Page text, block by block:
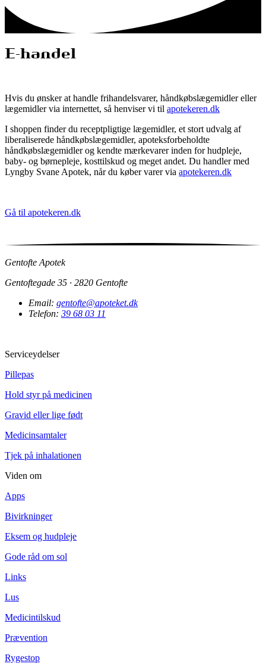
E-handel
Hvis du ønsker at handle frihandelsvarer, håndkøbslægemidler eller
lægemidler via internettet, så henviser vi til apotekeren.dk
I shoppen finder du receptpligtige lægemidler, et stort udvalg af
liberaliserede håndkøbslægemidler, apoteksforbeholdte
håndkøbslægemidler og kendte mærkevarer inden for hudpleje,
baby- og børnepleje, kosttilskud og meget andet. Du handler med
Lyngby Svane Apotek, når du køber varer via apotekeren.dk
Gå til apotekeren.dk
Gentofte Apotek
Gentoftegade 35 · 2820 Gentofte
Email: gentofte@apoteket.dk
Telefon: 39 68 03 11
Serviceydelser
Pillepas
Hold styr på medicinen
Gravid eller lige født
Medicinsamtaler
Tjek på inhalationen
Viden om
Apps
Bivirkninger
Eksem og hudpleje
Gode råd om sol
Links
Lus
Medicintilskud
Prævention
Rygestop